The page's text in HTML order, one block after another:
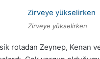
Zirveye yükselirken
rotadan Zeynep, Kenan